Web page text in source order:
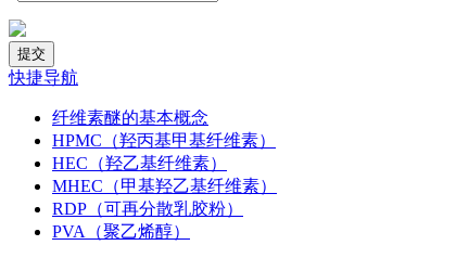
快捷导航
纤维素醚的基本概念
HPMC（羟丙基甲基纤维素）
HEC（羟乙基纤维素）
MHEC（甲基羟乙基纤维素）
RDP（可再分散乳胶粉）
PVA（聚乙烯醇）